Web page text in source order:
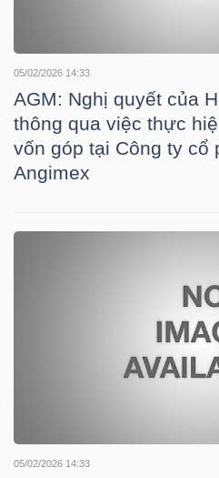
05/02/2026 14:33
AGM: Nghị quyết của
thông qua việc thực
vốn góp tại Công ty cổ
Angimex
05/02/2026 14:33
TRÁI
PHIẾU
CÔNG
DỮ